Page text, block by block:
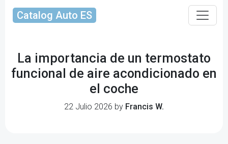
Catalog Auto ES
La importancia de un termostato
funcional de aire acondicionado en
el coche
22 Julio 2026 by Francis W.